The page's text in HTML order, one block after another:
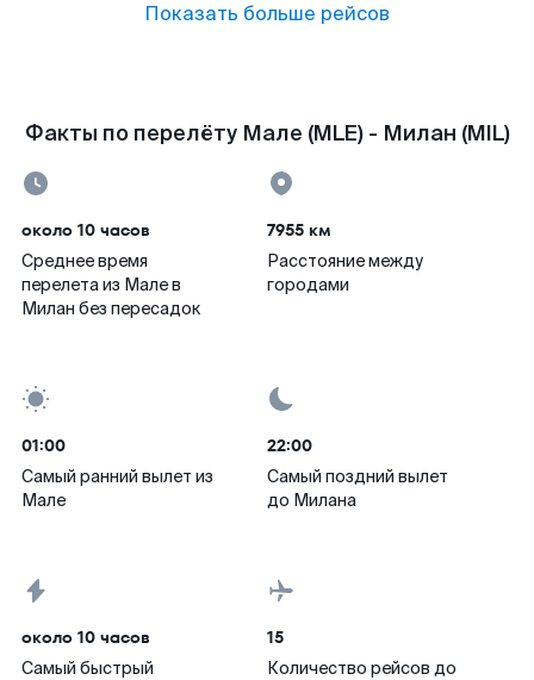
Показать больше рейсов
Факты по перелёту Мале (MLE) - Милан (MIL)
около 10 часов
Среднее время
перелета из Мале в
Милан без пересадок
7955 км
Расстояние между
городами
01:00
Самый ранний вылет из
Мале
22:00
Самый поздний вылет
до Милана
около 10 часов
Самый быстрый
15
Количество рейсов до